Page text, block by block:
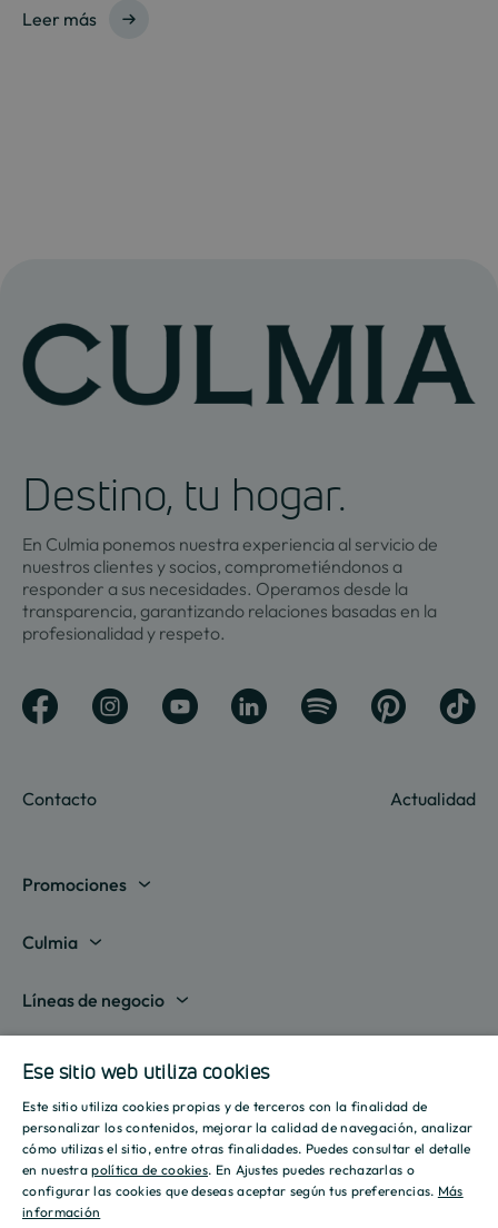
Leer más
Destino, tu hogar.
En Culmia ponemos nuestra experiencia al servicio de
nuestros clientes y socios, comprometiéndonos a
responder a sus necesidades. Operamos desde la
transparencia, garantizando relaciones basadas en la
profesionalidad y respeto.
Contacto Actualidad
Promociones
Madrid
Valencia
Sevilla
Islas Baleares
Mostrar todas
Culmia
Sobre nosotros
Destino Culmia
Sala de prensa
Informes
Iniciativas
Culmia Challenges
Líneas de negocio
Vivienda Alquiler
Gestión de Suelo
Actualidad
Culmia es noticia
Tendencias
Estilo de vida
Recursos
Guías
Calculadora Hipotecaria
SPANISH
ENGLISH
Ese sitio web utiliza cookies
Este sitio utiliza cookies propias y de terceros con la finalidad de
personalizar los contenidos, mejorar la calidad de navegación, analizar
cómo utilizas el sitio, entre otras finalidades. Puedes consultar el detalle
en nuestrapolítica de cookies. En Ajustes puedes rechazarlas o
configurar las cookies que deseas aceptar según tus preferencias. Más
información